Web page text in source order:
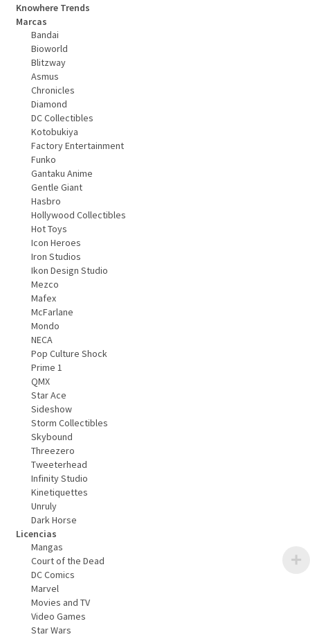
Knowhere Trends
Marcas
Bandai
Bioworld
Blitzway
Asmus
Chronicles
Diamond
DC Collectibles
Kotobukiya
Factory Entertainment
Funko
Gantaku Anime
Gentle Giant
Hasbro
Hollywood Collectibles
Hot Toys
Icon Heroes
Iron Studios
Ikon Design Studio
Mezco
Mafex
McFarlane
Mondo
NECA
Pop Culture Shock
Prime 1
QMX
Star Ace
Sideshow
Storm Collectibles
Skybound
Threezero
Tweeterhead
Infinity Studio
Kinetiquettes
Unruly
Dark Horse
Licencias
Mangas
Court of the Dead
DC Comics
Marvel
Movies and TV
Video Games
Star Wars